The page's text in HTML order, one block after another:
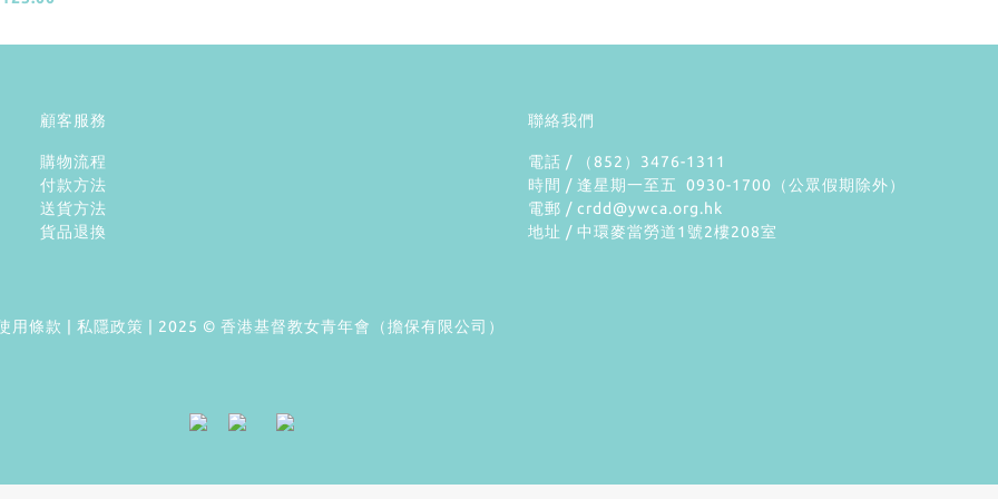
顧客服務
購物流程
付款方法
送貨方法
貨品退換
聯絡我們
電話 / （852）3476-1311
時間 / 逢星期一至五 0930-1700（公眾假期除外）
電郵 / crdd@ywca.org.hk
地址 / 中環麥當勞道1號2樓208室
用條款 私隱政策 | 2025 © 香港基督教女青年會（擔保有限公司）